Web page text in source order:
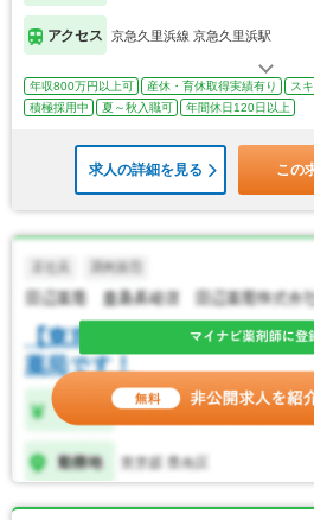
アクセス 京急久里浜線 京急久里浜駅
年収800万円以上可 産休・育休取得実績有り ス
積極採用中
夏～秋入職可 年間休日120日以上
求人の詳細を見る この